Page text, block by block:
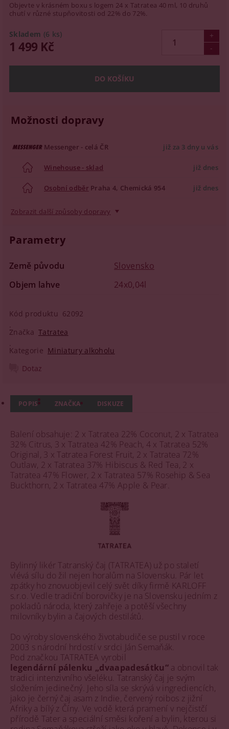
Objevte v krásném boxu s logem 24 x Tatratea 40 ml, 10 druhů
chutí v různé stupňovitosti od 22% do 72%.
Skladem (6 ks)
1 499 Kč
Možnosti dopravy
Messenger - celá ČR již za 3 dny u vás
Winehouse - sklad již dnes
Osobní odběr Praha 4, Chemická 954 již dnes
Zobrazit další způsoby dopravy
Parametry
Země původu
Slovensko
Objem lahve
24x0,04l
Kód produktu 62092
Značka Tatratea
Kategorie Miniatury alkoholu
Dotaz
POPIS ZNAČKA DISKUZE
Balení obsahuje: 2 x Tatratea 22% Coconut, 2 x Tatratea
32% Citrus, 3 x Tatratea 42% Peach, 4 x Tatratea 52%
Original, 3 x Tatratea Forest Fruit, 2 x Tatratea 72%
Outlaw, 2 x Tatratea 37% Hibiscus & Red Tea, 2 x
Tatratea 47% Flower, 2 x Tatratea 57% Rosehip & Sea
Buckthorn, 2 x Tatratea 47% Apple & Pear.
Bylinný likér Tatranský čaj (TATRATEA) už po staletí
vlévá sílu do žil nejen horalům na Slovensku. Pár let
zpátky ho znovuobjevil celý svět díky firmě KARLOFF
s.r.o. Vedle tradiční borovičky je na Slovensku jedním z
pokladů národa, který zahřeje a potěší všechny
milovníky bylin a čajových destilátů.
Do výroby slovenského životabudiče se pustil v roce
2003 s národní hrdostí v srdci Ján Semaňák.
Pod značkou TATRATEA vyrobil
legendární pálenku „dvaapadesátku“a obnovil tak
tradici intenzivního všeléku. Tatranský čaj je svým
složením jedinečný. Jeho síla se skrývá v ingrediencích,
jako je černý čaj asam z Indie, červený roibos z jižní
Afriky a bílý z Číny. Ve vodě která pramení v nejčistčí
přírodě Tater a speciální směsi koření a bylin, kterou si